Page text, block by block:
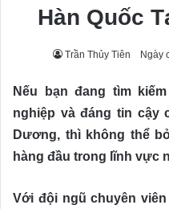
Hàn Quốc
Trần Thủy Tiên Ngày
Nếu bạn đang tìm
nghiệp và đáng tin cậy
Dương, thì không thể
hàng đầu trong lĩnh vực
Với đội ngũ chuyên